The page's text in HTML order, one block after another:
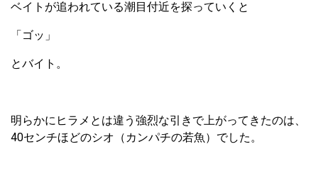
ベイトが追われている潮目付近を探っていくと
「ゴッ」
とバイト。
明らかにヒラメとは違う強烈な引きで上がってきたのは、
40センチほどのシオ（カンパチの若魚）でした。